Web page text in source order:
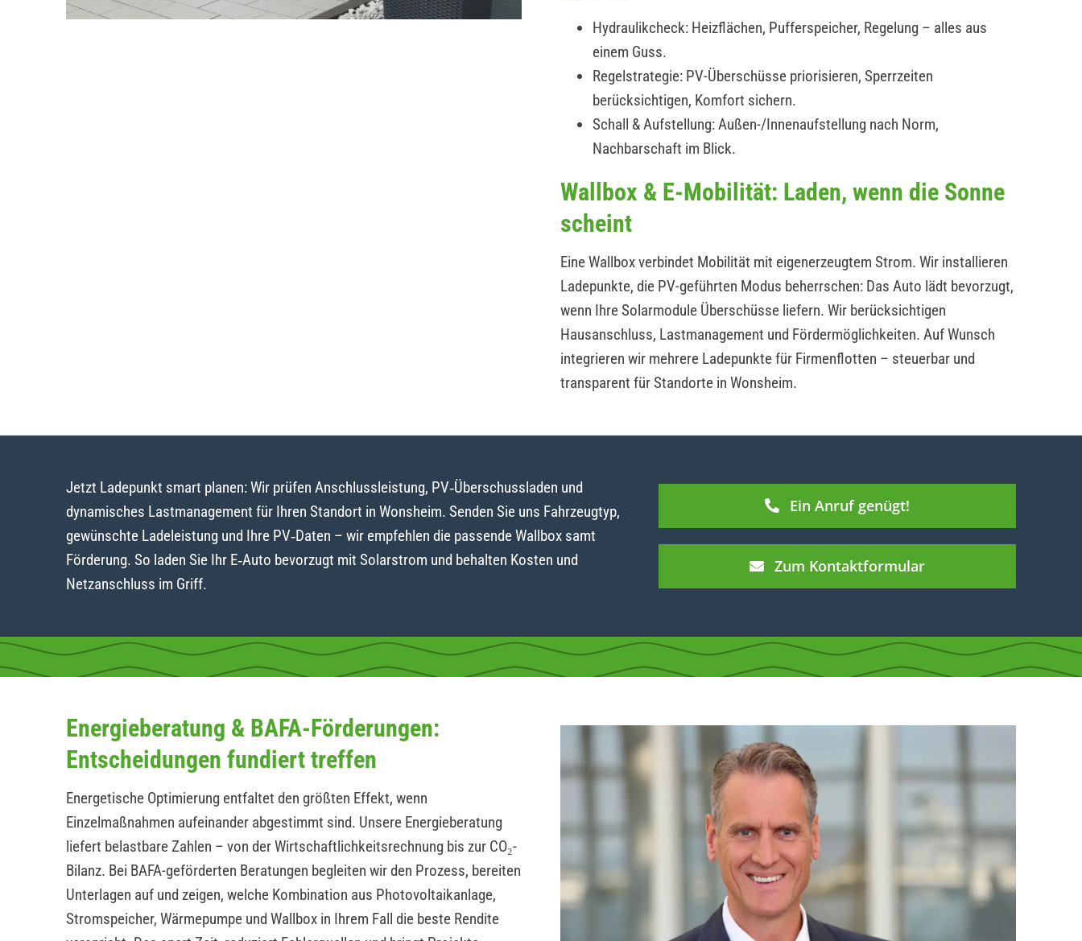
Hydraulikcheck: Heizflächen, Pufferspeicher, Regelung – alles aus
einem Guss.
Regelstrategie: PV-Überschüsse priorisieren, Sperrzeiten
berücksichtigen, Komfort sichern.
Schall & Aufstellung: Außen-/Innenaufstellung nach Norm,
Nachbarschaft im Blick.
Wallbox & E-Mobilität: Laden, wenn die Sonne
scheint
Eine Wallbox verbindet Mobilität mit eigenerzeugtem Strom. Wir installieren
Ladepunkte, die PV-geführten Modus beherrschen: Das Auto lädt bevorzugt,
wenn Ihre Solarmodule Überschüsse liefern. Wir berücksichtigen
Hausanschluss, Lastmanagement und Fördermöglichkeiten. Auf Wunsch
integrieren wir mehrere Ladepunkte für Firmenflotten – steuerbar und
transparent für Standorte in Wonsheim.
Jetzt Ladepunkt smart planen: Wir prüfen Anschlussleistung, PV‑Überschussladen und
dynamisches Lastmanagement für Ihren Standort in Wonsheim. Senden Sie uns Fahrzeugtyp,
gewünschte Ladeleistung und Ihre PV‑Daten – wir empfehlen die passende Wallbox samt
Förderung. So laden Sie Ihr E‑Auto bevorzugt mit Solarstrom und behalten Kosten und
Netzanschluss im Griff.
Ein Anruf genügt!
Zum Kontaktformular
Energieberatung & BAFA-Förderungen:
Entscheidungen fundiert treffen
Energetische Optimierung entfaltet den größten Effekt, wenn
Einzelmaßnahmen aufeinander abgestimmt sind. Unsere Energieberatung
liefert belastbare Zahlen – von der Wirtschaftlichkeitsrechnung bis zur CO₂-
Bilanz. Bei BAFA-geförderten Beratungen begleiten wir den Prozess, bereiten
Unterlagen auf und zeigen, welche Kombination aus Photovoltaikanlage,
Stromspeicher, Wärmepumpe und Wallbox in Ihrem Fall die beste Rendite